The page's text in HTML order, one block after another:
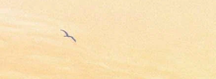
лекции
книги